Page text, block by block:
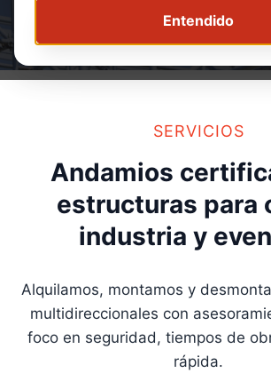
Entendido
SERVICIOS
Andamios
estructuras para
industria y
Alquilamos, montamos y
multidireccionales con
foco en seguridad, tiempos de
rápida.